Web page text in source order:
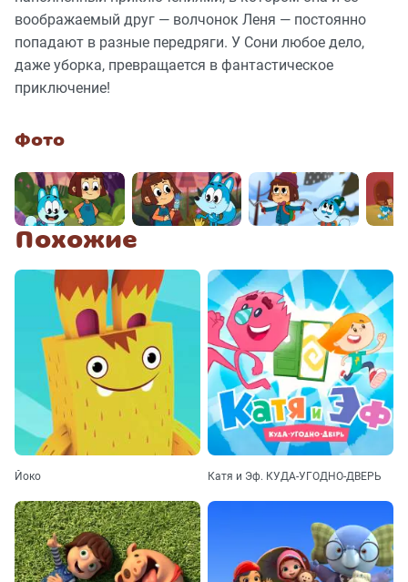
воображаемый друг — волчонок Леня — постоянно
попадают в разные передряги. У Сони любое дело,
даже уборка, превращается в фантастическое
приключение!
Фото
Похожие
Йоко Катя и Эф. КУДА-УГОДНО-ДВЕРЬ